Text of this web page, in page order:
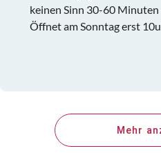
keinen Sinn 30-60
Öffnet am Sonntag erst
Mehr